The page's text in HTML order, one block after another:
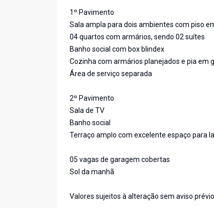
1º Pavimento
Sala ampla para dois ambientes com piso
04 quartos com armários, sendo 02 suítes
Banho social com box blindex
Cozinha com armários planejados e pia em
Área de serviço separada
2º Pavimento
Sala de TV
Banho social
Terraço amplo com excelente espaço para
05 vagas de garagem cobertas
Sol da manhã
Valores sujeitos à alteração sem aviso